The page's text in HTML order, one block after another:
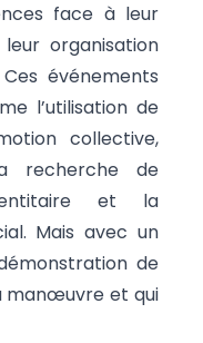
face à leur
organisation
événements
l’utilisation de
collective,
recherche de
et la
Mais avec un
de
manœuvre et qui